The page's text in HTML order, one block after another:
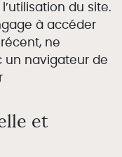
du site.
à accéder
ne
un navigateur de
et